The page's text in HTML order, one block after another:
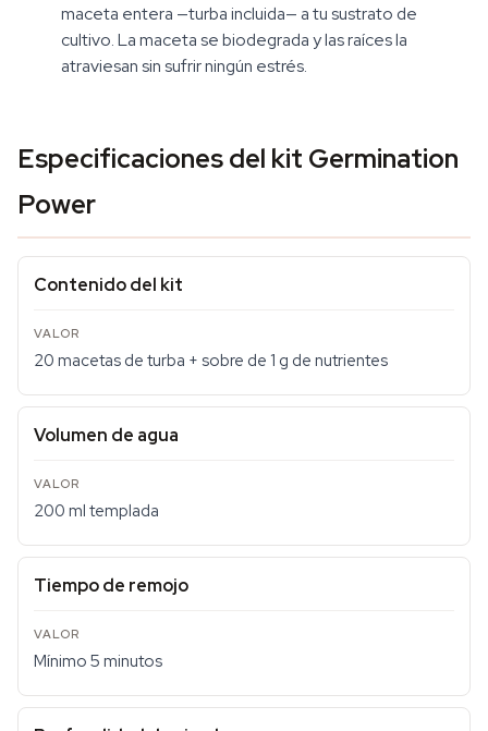
maceta entera —turba incluida— a tu sustrato de
cultivo. La maceta se biodegrada y las raíces la
atraviesan sin sufrir ningún estrés.
Especificaciones del kit Germination
Power
Contenido del kit
20 macetas de turba + sobre de 1 g de nutrientes
Volumen de agua
200 ml templada
Tiempo de remojo
Mínimo 5 minutos